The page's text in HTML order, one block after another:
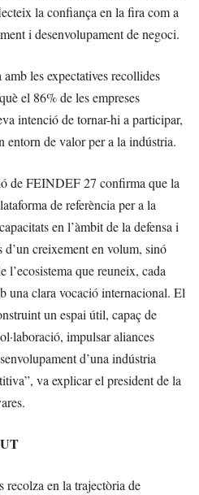
la confiança en la fira com a
i desenvolupament de negoci.
les expectatives recollides
el 86% de les empreses
intenció de tornar-hi a participar,
de valor per a la indústria.
de FEINDEF 27 confirma que la
de referència per a la
en l’àmbit de la defensa i
creixement en volum, sinó
l’ecosistema que reuneix, cada
una clara vocació internacional. El
un espai útil, capaç de
impulsar aliances
d’una indústria
va explicar el president de la
en la trajectòria de